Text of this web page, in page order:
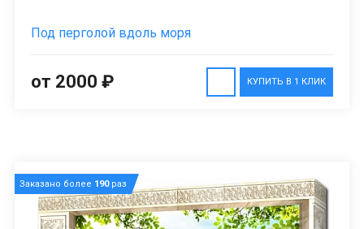
Под перголой вдоль моря
КУПИТЬ В 1 КЛИК
от 2000 ₽
Заказано более 190раз